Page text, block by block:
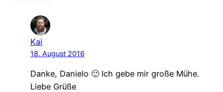
Kai
18. August 2016
Danke, Danielo 🙂 Ich gebe mir große Mühe.
Liebe Grüße